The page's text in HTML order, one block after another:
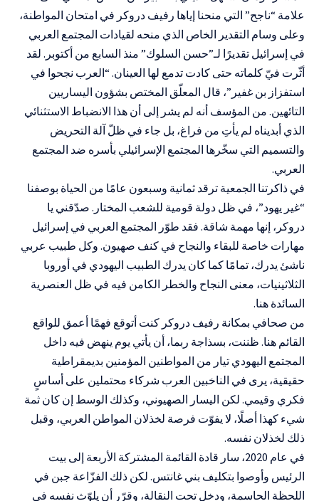
علامة “ناجح” التي منحنا إياها رفيف دروكر في امتحان المواطنة،
وعلى وسام التقدير الخاص الذي منحه لقيادات المجتمع العربي
في إسرائيل تقديرًا لـ”حسن السلوك” منذ السابع من أكتوبر. لقد
أثّرت فيّ كلماته حتى كادت تدمع لها العينان. “العرب نجحوا في
استفزاز بن غفير”، قال المعلّق المختص بشؤون اليساريين
التائهين. من المؤسف أنه لم يشر إلى أن هذا الانضباط الاستثنائي
الذي أبديناه لم يأتِ من فراغ، بل جاء في ظلّ آلة التحريض
والتسميم التي سخّرها المجتمع الإسرائيلي بأسره ضد المجتمع
العربي.
في ذاكرتنا الجمعية ترقد ثمانية وسبعون عامًا من الحياة بوصفنا
“غير يهود”، في ظل دولة قومية للشعب المختار. صدّقني يا
دروكر، إنها مهمة شاقة. فقد طوّر المجتمع العربي في إسرائيل
مهارات خاصة للبقاء والنجاح في كنف صهيون. وكل طبيب عربي
ناشئ يدرك، تمامًا كما كان يدرك الطبيب اليهودي في أوروبا
الثلاثينيات، معنى النجاح والخطر الكامن فيه في ظل العنصرية
السائدة هنا.
من صحافي بمكانة رفيف دروكر كنت أتوقع فهمًا أعمق للواقع
القائم هنا. ظننت، بسذاجة ربما، أن يأتي يوم ينهض فيه داخل
المجتمع اليهودي تيار من المواطنين المؤمنين بديمقراطية
حقيقية، يرى في الناخبين العرب شركاء محتملين على أساسٍ
فكري وقيمي. لكن اليسار الصهيوني، وكذلك الوسط إن كان ثمة
شيء كهذا أصلًا، لا يفوّت فرصة لخذلان المواطن العربي، وقبل
ذلك لخذلان نفسه.
في عام 2020، سار قادة القائمة المشتركة الأربعة إلى بيت
الرئيس وأوصوا بتكليف بني غانتس. لكن ذلك الفزّاعة جبن في
اللحظة الحاسمة، ودخل تحت النقالة، وقرّر أن يلوّث نفسه في